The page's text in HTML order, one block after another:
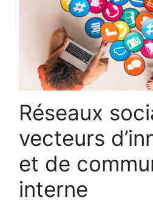
Réseaux
vecteurs
et de
interne